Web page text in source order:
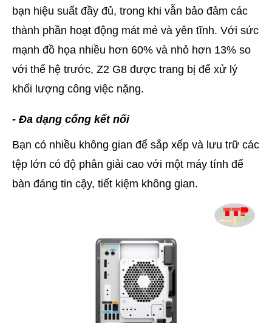
bạn hiệu suất đầy đủ, trong khi vẫn bảo đảm các
thành phần hoạt động mát mẻ và yên tĩnh. Với sức
mạnh đồ họa nhiều hơn 60% và nhỏ hơn 13% so
với thế hệ trước, Z2 G8 được trang bị để xử lý
khối lượng công việc nặng.
- Đa dạng cổng kết nối
Bạn có nhiều không gian để sắp xếp và lưu trữ các
tệp lớn có độ phân giải cao với một máy tính để
bàn đáng tin cậy, tiết kiệm không gian.